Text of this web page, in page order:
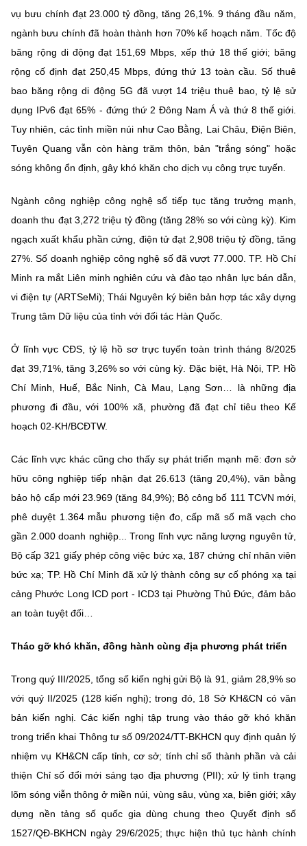
vụ bưu chính đạt 23.000 tỷ đồng, tăng 26,1%. 9 tháng đầu năm,
ngành bưu chính đã hoàn thành hơn 70% kế hoạch năm. Tốc độ
băng rộng di động đạt 151,69 Mbps, xếp thứ 18 thế giới; băng
rộng cố định đạt 250,45 Mbps, đứng thứ 13 toàn cầu. Số thuê
bao băng rộng di động 5G đã vượt 14 triệu thuê bao, tỷ lệ sử
dụng IPv6 đạt 65% - đứng thứ 2 Đông Nam Á và thứ 8 thế giới.
Tuy nhiên, các tỉnh miền núi như Cao Bằng, Lai Châu, Điện Biên,
Tuyên Quang vẫn còn hàng trăm thôn, bản "trắng sóng" hoặc
sóng không ổn định, gây khó khăn cho dịch vụ công trực tuyến.
Ngành công nghiệp công nghệ số tiếp tục tăng trưởng mạnh,
doanh thu đạt 3,272 triệu tỷ đồng (tăng 28% so với cùng kỳ). Kim
ngạch xuất khẩu phần cứng, điện tử đạt 2,908 triệu tỷ đồng, tăng
27%. Số doanh nghiệp công nghệ số đã vượt 77.000. TP. Hồ Chí
Minh ra mắt Liên minh nghiên cứu và đào tạo nhân lực bán dẫn,
vi điện tự (ARTSeMi); Thái Nguyên ký biên bản hợp tác xây dựng
Trung tâm Dữ liệu của tỉnh với đối tác Hàn Quốc.
Ở lĩnh vực CĐS, tỷ lệ hồ sơ trực tuyến toàn trình tháng 8/2025
đạt 39,71%, tăng 3,26% so với cùng kỳ. Đặc biệt, Hà Nội, TP. Hồ
Chí Minh, Huế, Bắc Ninh, Cà Mau, Lạng Sơn… là những địa
phương đi đầu, với 100% xã, phường đã đạt chỉ tiêu theo Kế
hoạch 02-KH/BCĐTW.
Các lĩnh vực khác cũng cho thấy sự phát triển mạnh mẽ: đơn sở
hữu công nghiệp tiếp nhận đạt 26.613 (tăng 20,4%), văn bằng
bảo hộ cấp mới 23.969 (tăng 84,9%); Bộ công bố 111 TCVN mới,
phê duyệt 1.364 mẫu phương tiện đo, cấp mã số mã vạch cho
gần 2.000 doanh nghiệp... Trong lĩnh vực năng lượng nguyên tử,
Bộ cấp 321 giấy phép công việc bức xạ, 187 chứng chỉ nhân viên
bức xạ; TP. Hồ Chí Minh đã xử lý thành công sự cố phóng xạ tại
cảng Phước Long ICD port - ICD3 tại Phường Thủ Đức, đảm bảo
an toàn tuyệt đối…
Tháo gỡ khó khăn, đồng hành cùng địa phương phát triển
Trong quý III/2025, tổng số kiến nghị gửi Bộ là 91, giảm 28,9% so
với quý II/2025 (128 kiến nghị); trong đó, 18 Sở KH&CN có văn
bản kiến nghị. Các kiến nghị tập trung vào tháo gỡ khó khăn
trong triển khai Thông tư số 09/2024/TT-BKHCN quy định quản lý
nhiệm vụ KH&CN cấp tỉnh, cơ sở; tính chỉ số thành phần và cải
thiện Chỉ số đổi mới sáng tạo địa phương (PII); xử lý tình trạng
lõm sóng viễn thông ở miền núi, vùng sâu, vùng xa, biên giới; xây
dựng nền tảng số quốc gia dùng chung theo Quyết định số
1527/QĐ-BKHCN ngày 29/6/2025; thực hiện thủ tục hành chính